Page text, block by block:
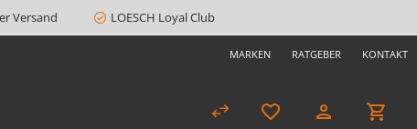
Versand LOESCH Loyal Club
MARKEN RATGEBER KONTAKT